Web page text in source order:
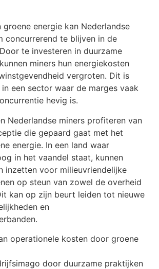
energie kan Nederlandse
concurrerend te blijven in de
te investeren in duurzame
miners hun energiekosten
vergroten. Dit is
een sector waar de marges vaak
hevig is.
Nederlandse miners profiteren van
die gepaard gaat met het
energie. In een land waar
in het vaandel staat, kunnen
inzetten voor milieuvriendelijke
op steun van zowel de overheid
kan op zijn beurt leiden tot nieuwe
en
operationele kosten door groene
door duurzame praktijken